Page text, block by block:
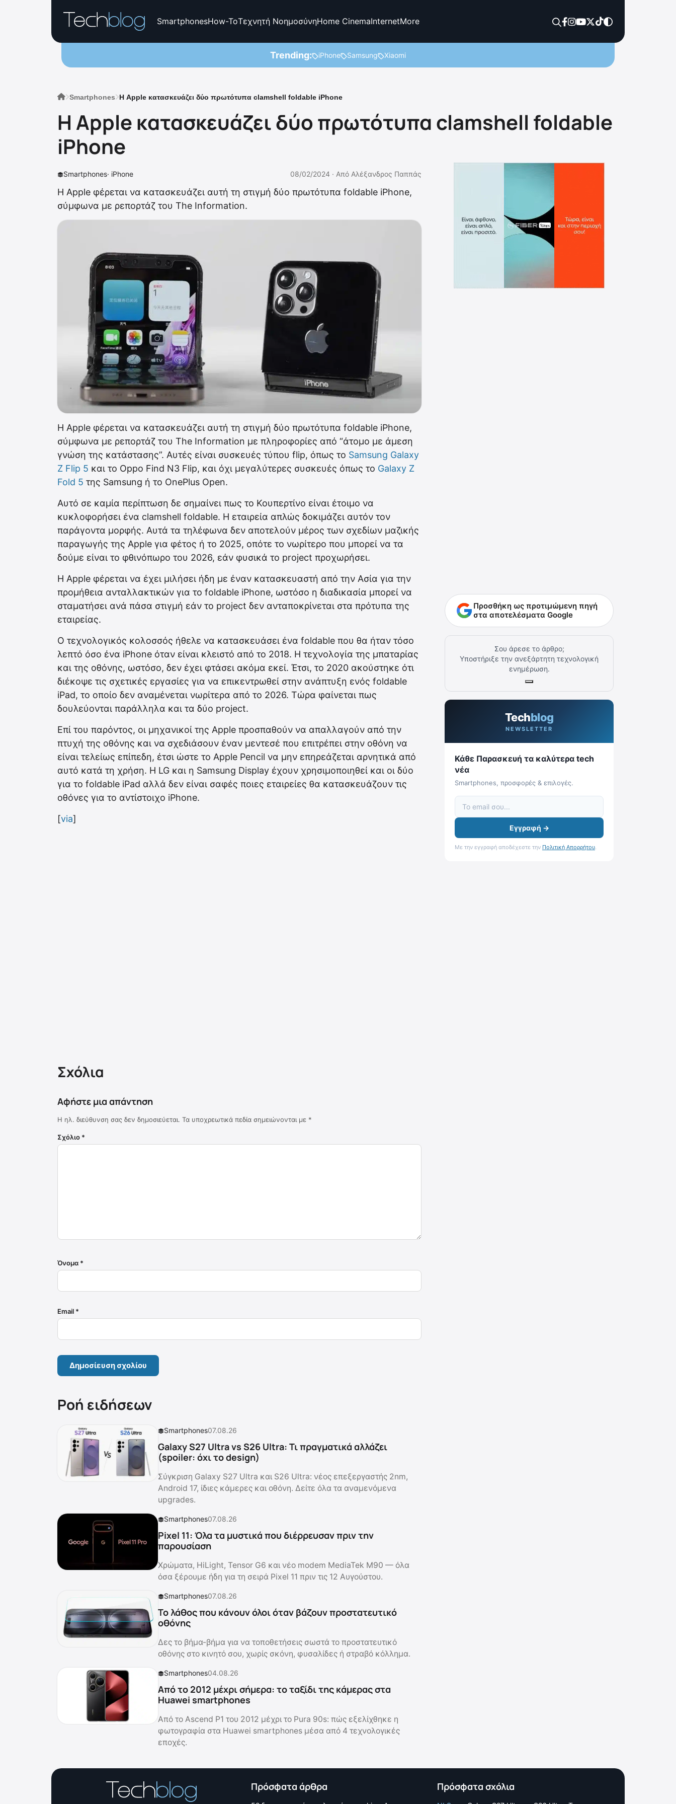
SmartphonesHow-ToΤεχνητή ΝοημοσύνηHome CinemaInternetMore
Trending: iPhone Samsung Xiaomi
Smartphones Η Apple κατασκευάζει δύο πρωτότυπα clamshell foldable iPhone
Η Apple κατασκευάζει δύο πρωτότυπα clamshell foldable
iPhone
Smartphones· iPhone 08/02/2024 · Από Αλέξανδρος Παππάς
Η Apple φέρεται να κατασκευάζει αυτή τη στιγμή δύο πρωτότυπα foldable iPhone,
σύμφωνα με ρεπορτάζ του The Information.
Η Apple φέρεται να κατασκευάζει αυτή τη στιγμή δύο πρωτότυπα foldable iPhone,
σύμφωνα με ρεπορτάζ του The Information με πληροφορίες από “άτομο με άμεση
γνώση της κατάστασης”. Αυτές είναι συσκευές τύπου flip, όπως το Samsung Galaxy
Z Flip 5 και το Oppo Find N3 Flip, και όχι μεγαλύτερες συσκευές όπως το Galaxy Z
Fold 5 της Samsung ή το OnePlus Open.
Αυτό σε καμία περίπτωση δε σημαίνει πως το Κουπερτίνο είναι έτοιμο να
κυκλοφορήσει ένα clamshell foldable. H εταιρεία απλώς δοκιμάζει αυτόν τον
παράγοντα μορφής. Αυτά τα τηλέφωνα δεν αποτελούν μέρος των σχεδίων μαζικής
παραγωγής της Apple για φέτος ή το 2025, οπότε το νωρίτερο που μπορεί να τα
δούμε είναι το φθινόπωρο του 2026, εάν φυσικά το project προχωρήσει.
Η Apple φέρεται να έχει μιλήσει ήδη με έναν κατασκευαστή από την Ασία για την
προμήθεια ανταλλακτικών για το foldable iPhone, ωστόσο η διαδικασία μπορεί να
σταματήσει ανά πάσα στιγμή εάν το project δεν ανταποκρίνεται στα πρότυπα της
εταιρείας.
Ο τεχνολογικός κολοσσός ήθελε να κατασκευάσει ένα foldable που θα ήταν τόσο
λεπτό όσο ένα iPhone όταν είναι κλειστό από το 2018. Η τεχνολογία της μπαταρίας
και της οθόνης, ωστόσο, δεν έχει φτάσει ακόμα εκεί. Έτσι, το 2020 ακούστηκε ότι
διέκοψε τις σχετικές εργασίες για να επικεντρωθεί στην ανάπτυξη ενός foldable
iPad, το οποίο δεν αναμένεται νωρίτερα από το 2026. Τώρα φαίνεται πως
δουλεύονται παράλληλα και τα δύο project.
Επί του παρόντος, οι μηχανικοί της Apple προσπαθούν να απαλλαγούν από την
πτυχή της οθόνης και να σχεδιάσουν έναν μεντεσέ που επιτρέπει στην οθόνη να
είναι τελείως επίπεδη, έτσι ώστε το Apple Pencil να μην επηρεάζεται αρνητικά από
αυτό κατά τη χρήση. Η LG και η Samsung Display έχουν χρησιμοποιηθεί και οι δύο
για το foldable iPad αλλά δεν είναι σαφές ποιες εταιρείες θα κατασκευάζουν τις
οθόνες για το αντίστοιχο iPhone.
[via]
Σχόλια
Αφήστε μια απάντηση
Η ηλ. διεύθυνση σας δεν δημοσιεύεται. Τα υποχρεωτικά πεδία σημειώνονται με *
Σχόλιο *
Όνομα *
Email *
Ροή ειδήσεων
Smartphones07.08.26
Galaxy S27 Ultra vs S26 Ultra: Τι πραγματικά αλλάζει
(spoiler: όχι το design)
Σύγκριση Galaxy S27 Ultra και S26 Ultra: νέος επεξεργαστής 2nm,
Android 17, ίδιες κάμερες και οθόνη. Δείτε όλα τα αναμενόμενα
upgrades.
Smartphones07.08.26
Pixel 11: Όλα τα μυστικά που διέρρευσαν πριν την
παρουσίαση
Χρώματα, HiLight, Tensor G6 και νέο modem MediaTek M90 — όλα
όσα ξέρουμε ήδη για τη σειρά Pixel 11 πριν τις 12 Αυγούστου.
Smartphones07.08.26
Το λάθος που κάνουν όλοι όταν βάζουν προστατευτικό
οθόνης
Δες το βήμα-βήμα για να τοποθετήσεις σωστά το προστατευτικό
οθόνης στο κινητό σου, χωρίς σκόνη, φυσαλίδες ή στραβό κόλλημα.
Smartphones04.08.26
Από το 2012 μέχρι σήμερα: το ταξίδι της κάμερας στα
Huawei smartphones
Από το Ascend P1 του 2012 μέχρι το Pura 90s: πώς εξελίχθηκε η
φωτογραφία στα Huawei smartphones μέσα από 4 τεχνολογικές
εποχές.
Προσθήκη ως προτιμώμενη πηγή
στα αποτελέσματα Google
Σου άρεσε το άρθρο;
Υποστήριξε την ανεξάρτητη τεχνολογική
ενημέρωση.
Techblog
NEWSLETTER
Κάθε Παρασκευή τα καλύτερα tech
νέα
Smartphones, προσφορές & επιλογές.
Εγγραφή →
Με την εγγραφή αποδέχεστε την Πολιτική Απορρήτου.
Πρόσφατα άρθρα Πρόσφατα σχόλια